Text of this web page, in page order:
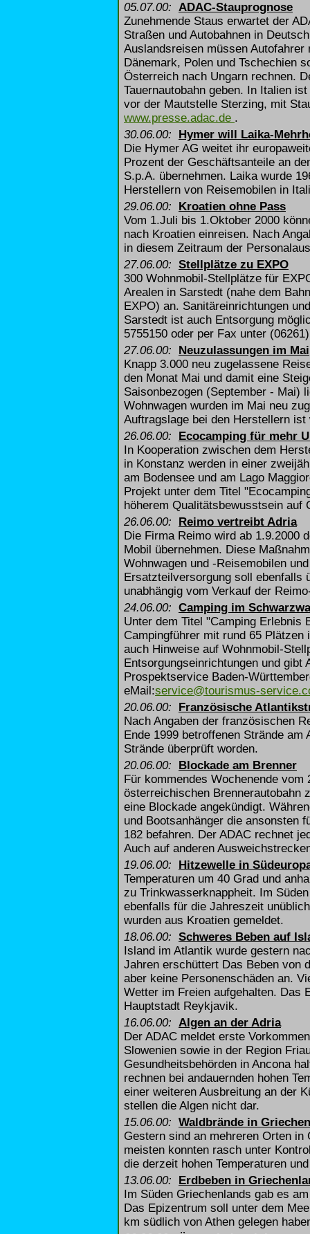
05.07.00: ADAC-Stauprognose
Zunehmende Staus erwartet der
Straßen und Autobahnen in
Auslandsreisen müssen
Dänemark, Polen und Tschechien
Österreich nach Ungarn rechnen.
Tauernautobahn geben. In Italien
vor der Mautstelle Sterzing, mit
www.presse.adac.de .
30.06.00:
Hymer will Laika-
Die Hymer AG weitet ihr
Prozent der Geschäftsanteile an
S.p.A. übernehmen. Laika wurde
Herstellern von Reisemobilen in
29.06.00:
Kroatien ohne Pass
Vom 1.Juli bis 1.Oktober 2000
nach Kroatien einreisen. Nach
in diesem Zeitraum der
27.06.00: Stellplätze zu EXPO
300 Wohnmobil-Stellplätze für
Arealen in Sarstedt (nahe dem
EXPO) an. Sanitäreinrichtungen
Sarstedt ist auch Entsorgung
5755150 oder per Fax unter
27.06.00:
Neuzulassungen im Mai
Knapp 3.000 neu zugelassene
den Monat Mai und damit eine
Saisonbezogen (September - Mai)
Wohnwagen wurden im Mai neu
Auftragslage bei den Herstellern
26.06.00:
Ecocamping für mehr
In Kooperation zwischen dem
in Konstanz werden in einer
am Bodensee und am Lago
Projekt unter dem Titel
höherem Qualitätsbewusstsein auf
26.06.00:
Reimo vertreibt Adria
Die Firma Reimo wird ab 1.9.2000
Mobil übernehmen. Diese
Wohnwagen und -Reisemobilen
Ersatzteilversorgung soll ebenfalls
unabhängig vom Verkauf der
24.06.00: Camping im
Unter dem Titel "Camping Erlebnis
Campingführer mit rund 65
auch Hinweise auf Wohnmobil-
Entsorgungseinrichtungen und
Prospektservice Baden-
eMail:service@tourismus-
20.06.00:
Französische
Nach Angaben der französischen
Ende 1999 betroffenen Strände
Strände überprüft worden.
20.06.00:
Blockade am Brenner
Für kommendes Wochenende
österreichischen Brennerautobahn
eine Blockade angekündigt.
und Bootsanhänger die ansonsten
182 befahren. Der ADAC rechnet
Auch auf anderen
19.06.00:
Hitzewelle in
Temperaturen um 40 Grad und
zu Trinkwasserknappheit. Im
ebenfalls für die Jahreszeit
wurden aus Kroatien gemeldet.
18.06.00: Schweres Beben auf
Island im Atlantik wurde gestern
Jahren erschüttert Das Beben von
aber keine Personenschäden an.
Wetter im Freien aufgehalten. Das
Hauptstadt Reykjavik.
16.06.00: Algen an der Adria
Der ADAC meldet erste
Slowenien sowie in der Region
Gesundheitsbehörden in Ancona
rechnen bei andauernden hohen
einer weiteren Ausbreitung an der
stellen die Algen nicht dar.
15.06.00: Waldbrände in
Gestern sind an mehreren Orten in
meisten konnten rasch unter
die derzeit hohen Temperaturen
13.06.00:
Erdbeben in
Im Süden Griechenlands gab es
Das Epizentrum soll unter dem
km südlich von Athen gelegen